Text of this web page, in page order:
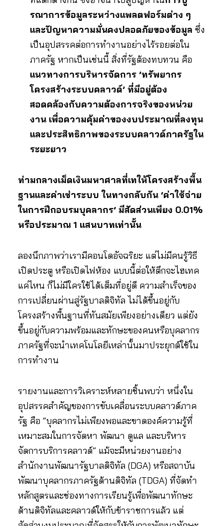
รณาการข้อมูลระหว่างแพลตฟอร์มต่าง ๆ
และปัญหาความมั่นคงปลอดภัยของข้อมูล ซึ่ง
เป็นอุปสรรคต่อการทำงานอย่างไร้รอยต่อใน
ภาครัฐ หากเป็นเช่นนี้ สิ่งที่รัฐต้องทบทวน คือ
แนวทางการบริหารจัดการ ’ทรัพยากร
โครงสร้างระบบคลาวด์’ ที่มีอยู่ต้อง
สอดคล้องกับความต้องการจริงของหน่วย
งาน เพื่อความคุ้มค่าของงบประมาณที่ลงทุน
และประสิทธิภาพของระบบคลาวด์ภาครัฐใน
ระยะยาว
ท่ามกลางเม็ดเงินมหาศาลที่เทให้โครงสร้างพื้น
ฐานและค่าเช่าระบบ ในทางกลับกัน ‘ค่าใช้จ่าย
ในการฝึกอบรมบุคลากร’ มีสัดส่วนเพียง 0.01%
หรือประมาณ 1 แสนบาทเท่านั้น
ลองนึกภาพว่าเรามีคอนโดอัจฉริยะ แต่ไม่มีคนรู้วิธี
เปิดประตู หรือเปิดไฟห้อง แบบนี้ต่อให้ตึกจะไฮเทค
แค่ไหน ก็ไม่มีใครใช้ได้เต็มที่อยู่ดี ความสำเร็จของ
การเปลี่ยนผ่านสู่รัฐบาลดิจิทัล ไม่ได้ขึ้นอยู่กับ
โครงสร้างพื้นฐานที่ทันสมัยเพียงอย่างเดียว แต่ยัง
ขึ้นอยู่กับความพร้อมและทักษะของคนหรือบุคลากร
ภาครัฐที่จะนำเทคโนโลยีเหล่านั้นมาประยุกต์ใช้ใน
การทำงาน
รายงานและการวิเคราะห์หลายชิ้นพบว่า หนึ่งใน
อุปสรรคสำคัญของการขับเคลื่อนระบบคลาวด์ภาค
รัฐ คือ “บุคลากรไม่เพียงพอและขาดองค์ความรู้ที่
เหมาะสมในการจัดหา พัฒนา ดูแล และบริหาร
จัดการบริการคลาวด์” แม้จะมีหน่วยงานอย่าง
สำนักงานพัฒนารัฐบาลดิจิทัล (DGA) หรือสถาบัน
พัฒนาบุคลากรภาครัฐด้านดิจิทัล (TDGA) ที่จัดทำ
หลักสูตรและช่องทางการเรียนรู้เพื่อพัฒนาทักษะ
ด้านดิจิทัลและคลาวด์ให้กับข้าราชการแล้ว แต่